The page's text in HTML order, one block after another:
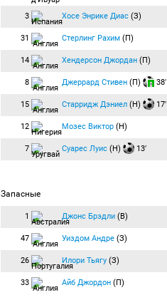
3 Хосе Энрике Диас (З)
31 Стерлинг Рахим (П)
14 Хендерсон Джордан (П)
8 Джеррард Стивен (П) 38′
15 Старридж Дэниел (Н) 17′
12 Мозес Виктор (Н)
7 Суарес Луис (Н) 13′
Запасные
1 Джонс Брэдли (В)
47 Уиздом Андре (З)
26 Илори Тьягу (З)
33 Айб Джордон (П)